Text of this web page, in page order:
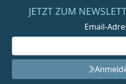
JETZT ZUM
Email-